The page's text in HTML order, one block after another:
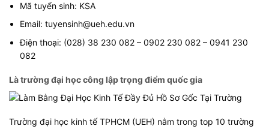
Mã tuyển sinh: KSA
Email:tuyensinh@ueh.edu.vn
Điện thoại: (028) 38 230 082 – 0902 230 082 – 0941 230
082
Là trường đại học công lập trọng điểm quốc gia
Trường đại học kinh tế TPHCM (UEH) nằm trong top 10 trường